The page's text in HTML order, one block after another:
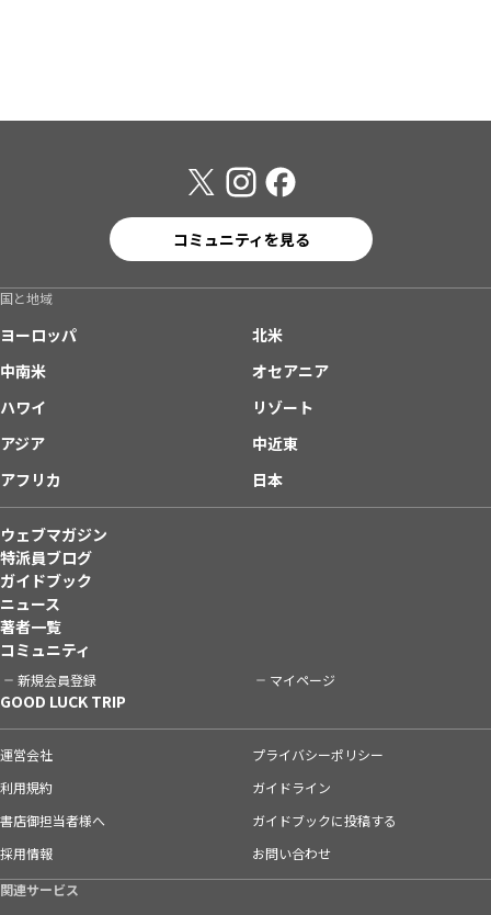
コミュニティを見る
国と地域
ヨーロッパ
北米
中南米
オセアニア
ハワイ
リゾート
アジア
中近東
アフリカ
日本
ウェブマガジン
特派員ブログ
ガイドブック
ニュース
著者一覧
コミュニティ
新規会員登録 マイページ
GOOD LUCK TRIP
運営会社
プライバシーポリシー
利用規約
ガイドライン
書店御担当者様へ
ガイドブックに投稿する
採用情報
お問い合わせ
関連サービス